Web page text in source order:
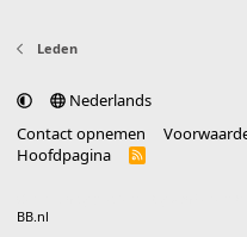
Leden
Nederlands
Contact opnemen
Hoofdpagina
R
BB.nl